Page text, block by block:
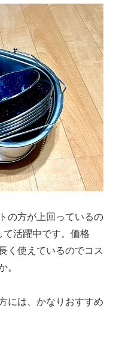
の方が上回っているの
活躍中です。価格
く使えているのでコス
。
には、かなりおすすめ